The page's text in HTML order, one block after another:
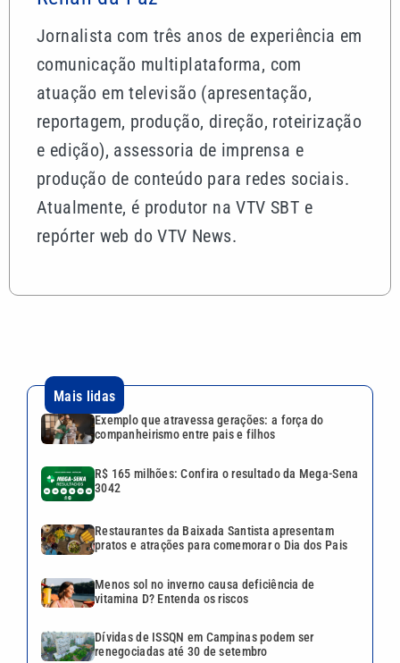
Jornalista com três anos de experiência em
comunicação multiplataforma, com
atuação em televisão (apresentação,
reportagem, produção, direção, roteirização
e edição), assessoria de imprensa e
produção de conteúdo para redes sociais.
Atualmente, é produtor na VTV SBT e
repórter web do VTV News.
Mais lidas
Exemplo que atravessa gerações: a força do
companheirismo entre pais e filhos
R$ 165 milhões: Confira o resultado da Mega-Sena
3042
Restaurantes da Baixada Santista apresentam
pratos e atrações para comemorar o Dia dos Pais
Menos sol no inverno causa deficiência de
vitamina D? Entenda os riscos
Dívidas de ISSQN em Campinas podem ser
renegociadas até 30 de setembro